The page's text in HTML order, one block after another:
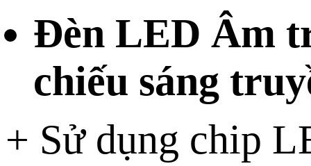
Đèn LED Âm
chiếu sáng
+ Sử dụng chip